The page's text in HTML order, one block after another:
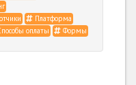
Платформа
оплаты Формы